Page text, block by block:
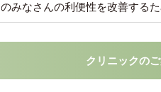
みなさんの利便性を改善する
クリニックの